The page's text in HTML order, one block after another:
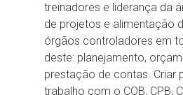
treinadores e liderança da
de projetos e alimentação
órgãos controladores em
deste: planejamento,
prestação de contas. Criar
trabalho com o COB, CPB,